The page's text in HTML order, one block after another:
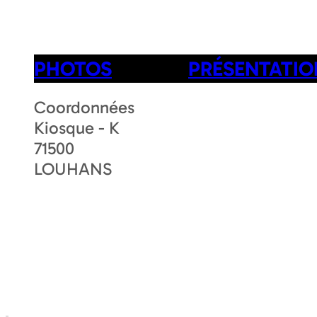
PHOTOS
Coordonnées
Kiosque - K
71500
LOUHANS